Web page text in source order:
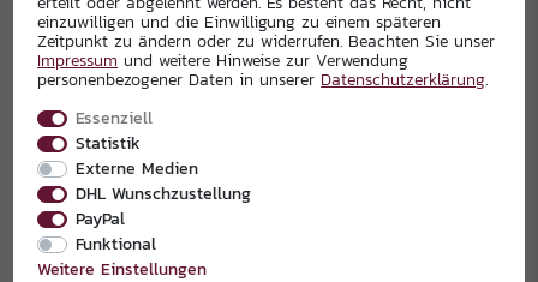
einzuwilligen und die Einwilligung zu einem späteren
Zeitpunkt zu ändern oder zu widerrufen. Beachten Sie unser
Impressum und weitere Hinweise zur Verwendung
personenbezogener Daten in unserer Daten­schutz­erklärung.
Essenziell
Statistik
Externe Medien
DHL Wunschzustellung
PayPal
Funktional
Weitere Einstellungen